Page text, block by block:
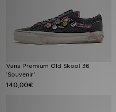
Vans Premium Old Skool 36
'Souvenir'
140,00€
FUTEBOL JD
VER MARCAS
LOCALIZADOR DE LOJAS